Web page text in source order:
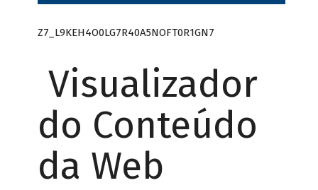
Z7_L9KEH4O0LG7R40A5NOFT0R1GN7
Visualizador
do Conteúdo
da Web